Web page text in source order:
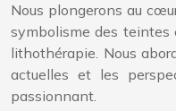
Nous plongerons au
symbolisme des teintes
lithothérapie. Nous
actuelles et les
passionnant.